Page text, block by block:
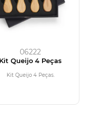
06222
Kit Queijo 4 Peças
Kit Queijo 4 Peças.